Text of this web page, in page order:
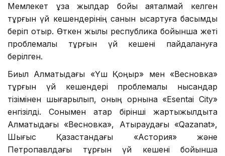
Мемлекет ұзақ жылдар бойы аяқталмай келген
тұрғын үй кешендерінің санын қысқартуға басымдық
беріп отыр. Өткен жылы республика бойынша жеті
проблемалы тұрғын үй кешені пайдалануға
берілген.
Биыл Алматыдағы «Үш Қоңыр» мен «Весновка»
тұрғын үй кешендері проблемалы нысандар
тізімінен шығарылып, оның орнына «Esentai City»
енгізілді. Сонымен қатар бірінші жартыжылдықта
Алматыдағы «Весновка», Атыраудағы «Qazanat»,
Шығыс Қазақстандағы «Астория» және
Петропавлдағы тұрғын үй кешені бойынша